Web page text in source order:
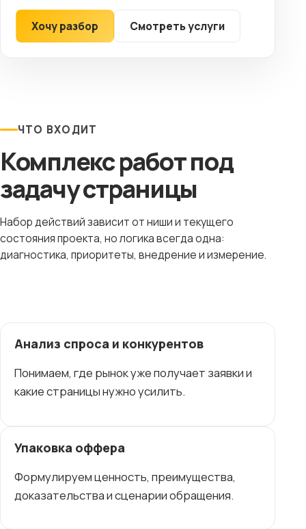
Хочу разбор Смотреть услуги
ЧТО ВХОДИТ
Комплекс работ под
задачу страницы
Набор действий зависит от ниши и текущего
состояния проекта, но логика всегда одна:
диагностика, приоритеты, внедрение и измерение.
Анализ спроса и конкурентов
Понимаем, где рынок уже получает заявки и
какие страницы нужно усилить.
Упаковка оффера
Формулируем ценность, преимущества,
доказательства и сценарии обращения.